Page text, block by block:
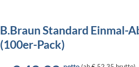
B.Braun Standard Einmal-
(100er-Pack)